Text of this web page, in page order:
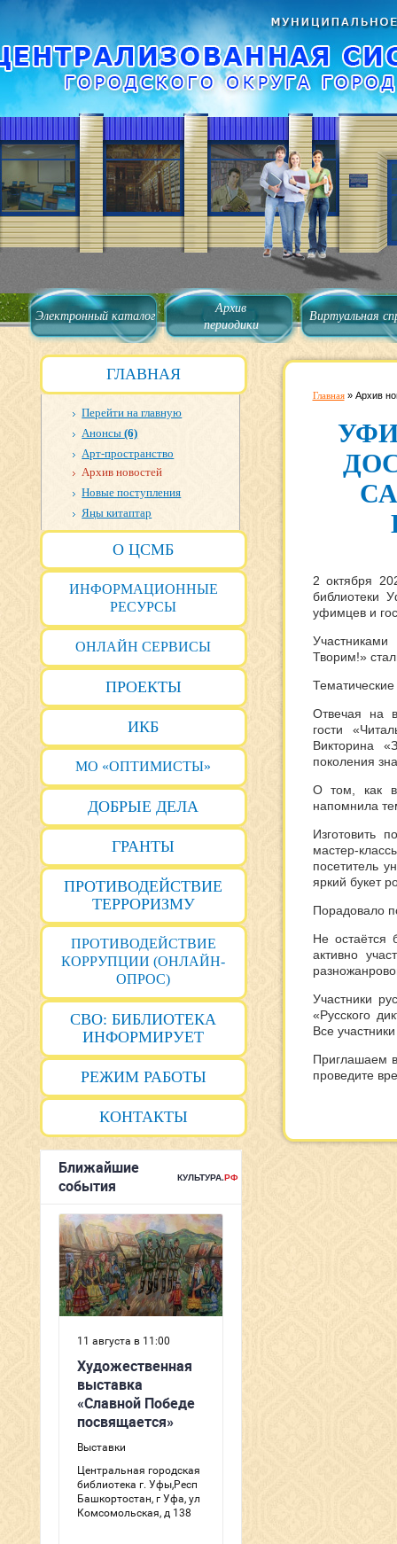
Электронный каталог
Архив
периодики
Виртуальная
ГЛАВНАЯ
Перейти на главную
Анонсы(6)
Арт-пространство
Архив новостей
Новые поступления
Яңы китаптар
О ЦСМБ
ИНФОРМАЦИОННЫЕ
РЕСУРСЫ
ОНЛАЙН СЕРВИСЫ
ПРОЕКТЫ
ИКБ
МО «ОПТИМИСТЫ»
ДОБРЫЕ ДЕЛА
ГРАНТЫ
ПРОТИВОДЕЙСТВИЕ
ТЕРРОРИЗМУ
ПРОТИВОДЕЙСТВИЕ
КОРРУПЦИИ (ОНЛАЙН-
ОПРОС)
СВО: БИБЛИОТЕКА
ИНФОРМИРУЕТ
РЕЖИМ РАБОТЫ
КОНТАКТЫ
Главная» Архив
2 октября
библиотеки
уфимцев и
Творим!»
Отвечая на
гости
Викторина
поколения
О том, как
напомнила
Изготовить
мастер-
посетитель
яркий букет
Порадовало
Не остаётся
активно
Участники
«Русского
Все
Приглашаем
проведите